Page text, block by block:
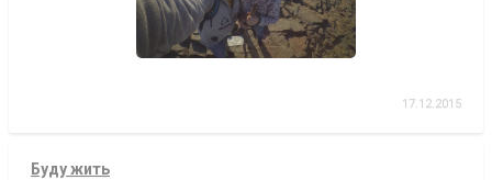
17.12.2015
Буду жить